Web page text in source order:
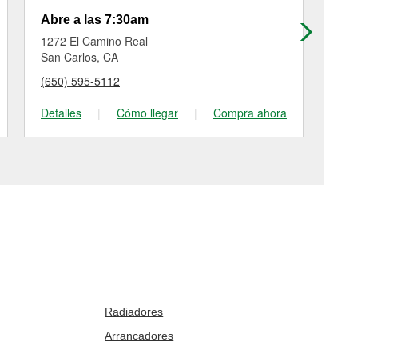
Abre a las 7:30am
1272 El Camino Real
San Carlos, CA
(650) 595-5112
Detalles
| Cómo llegar | Compra ahora
Radiadores
Arrancadores